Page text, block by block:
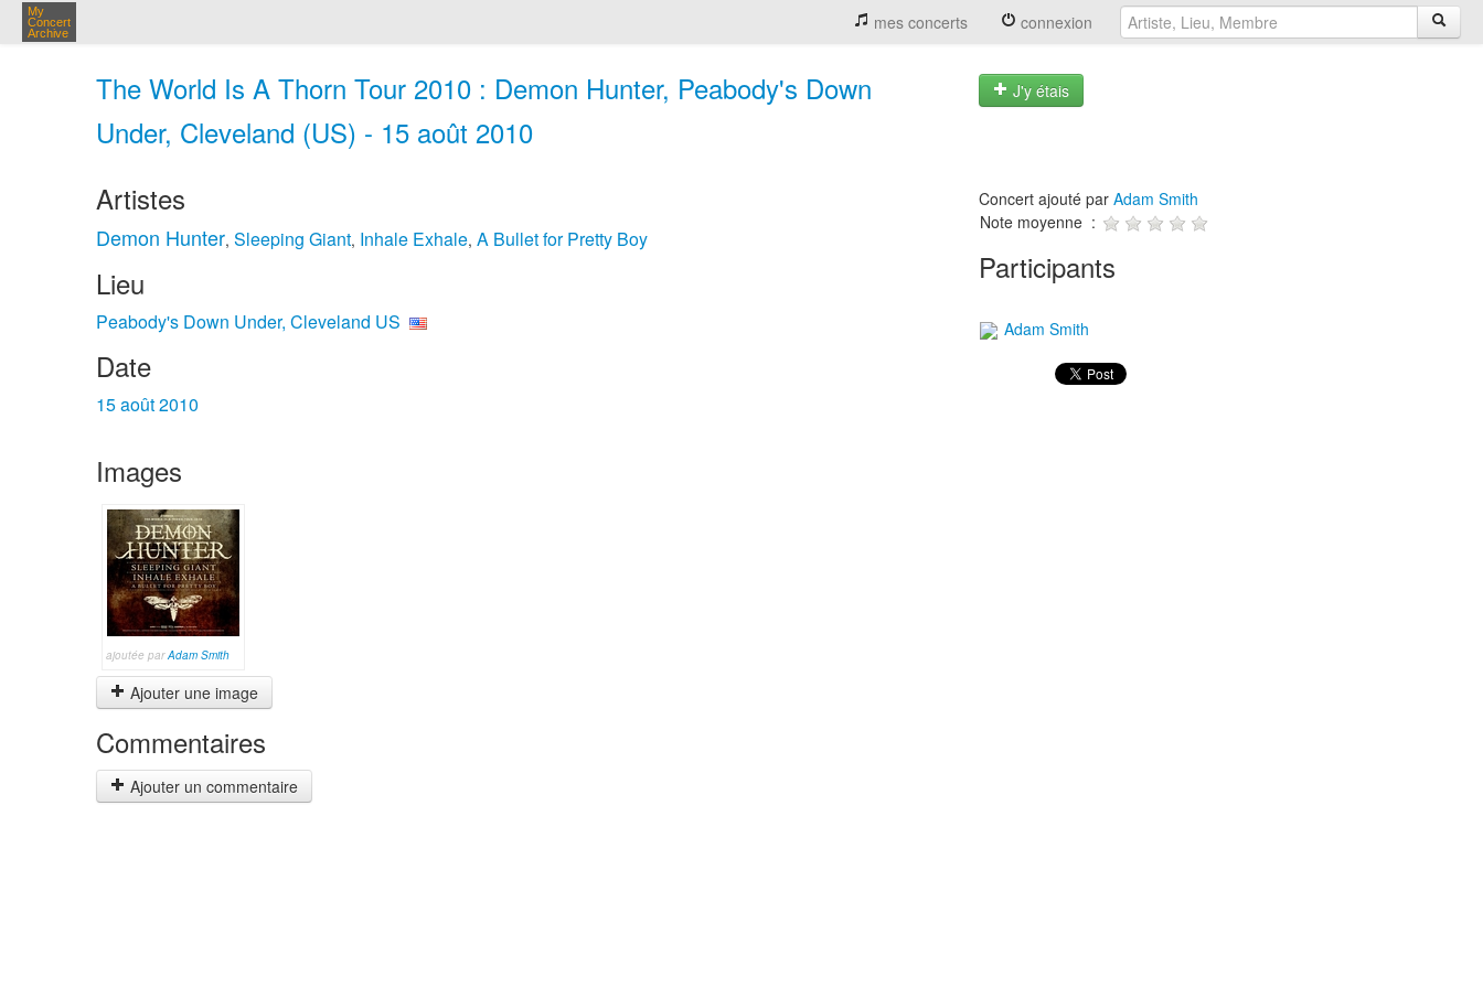
My
Concert
Archive
mes concerts connexion
The World Is A Thorn Tour 2010 : Demon Hunter, Peabody's Down
Under, Cleveland (US) - 15 août 2010
J'y étais
Artistes
Demon Hunter, Sleeping Giant, Inhale Exhale, A Bullet for Pretty Boy
Lieu
Peabody's Down Under, Cleveland US
Date
15 août 2010
Images
ajoutée parAdam Smith
Ajouter une image
Commentaires
Ajouter un commentaire
Concert ajouté par Adam Smith
Note moyenne :
Participants
Adam Smith